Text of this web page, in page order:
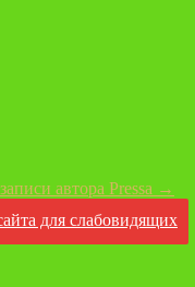
автора Pressa →
для слабовидящих